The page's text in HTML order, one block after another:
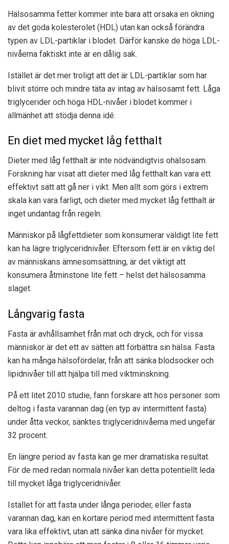
Hälsosamma fetter kommer inte bara att orsaka en ökning
av det goda kolesterolet (HDL) utan kan också förändra
typen av LDL-partiklar i blodet. Därför kanske de höga LDL-
nivåerna faktiskt inte är en dålig sak.
Istället är det mer troligt att det är LDL-partiklar som har
blivit större och mindre täta av intag av hälsosamt fett. Låga
triglycerider och höga HDL-nivåer i blodet kommer i
allmänhet att stödja denna idé.
En diet med mycket låg fetthalt
Dieter med låg fetthalt är inte nödvändigtvis ohälsosam.
Forskning har visat att dieter med låg fetthalt kan vara ett
effektivt sätt att gå ner i vikt. Men allt som görs i extrem
skala kan vara farligt, och dieter med mycket låg fetthalt är
inget undantag från regeln.
Människor på lågfettdieter som konsumerar väldigt lite fett
kan ha lägre triglyceridnivåer. Eftersom fett är en viktig del
av människans ämnesomsättning, är det viktigt att
konsumera åtminstone lite fett – helst det hälsosamma
slaget.
Långvarig fasta
Fasta är avhållsamhet från mat och dryck, och för vissa
människor är det ett av sätten att förbättra sin hälsa. Fasta
kan ha många hälsofördelar, från att sänka blodsocker och
lipidnivåer till att hjälpa till med viktminskning.
På ett litet 2010 studie, fann forskare att hos personer som
deltog i fasta varannan dag (en typ av intermittent fasta)
under åtta veckor, sänktes triglyceridnivåerna med ungefär
32 procent.
En längre period av fasta kan ge mer dramatiska resultat.
För de med redan normala nivåer kan detta potentiellt leda
till mycket låga triglyceridnivåer.
Istället för att fasta under långa perioder, eller fasta
varannan dag, kan en kortare period med intermittent fasta
vara lika effektivt, utan att sänka dina nivåer för mycket.